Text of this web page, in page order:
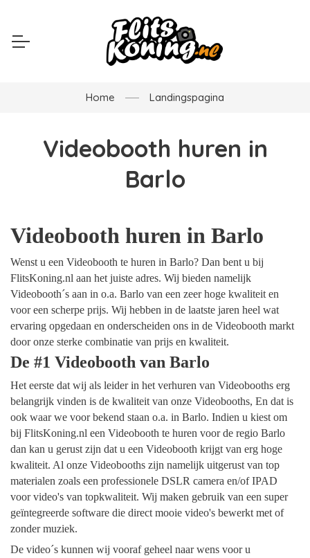
Home Landingspagina
Videobooth huren in
Barlo
Videobooth huren in Barlo
Wenst u een Videobooth te huren in Barlo? Dan bent u bij
FlitsKoning.nl aan het juiste adres. Wij bieden namelijk
Videobooth´s aan in o.a. Barlo van een zeer hoge kwaliteit en
voor een scherpe prijs. Wij hebben in de laatste jaren heel wat
ervaring opgedaan en onderscheiden ons in de Videobooth markt
door onze sterke combinatie van prijs en kwaliteit.
De #1 Videobooth van Barlo
Het eerste dat wij als leider in het verhuren van Videobooths erg
belangrijk vinden is de kwaliteit van onze Videobooths, En dat is
ook waar we voor bekend staan o.a. in Barlo. Indien u kiest om
bij FlitsKoning.nl een Videobooth te huren voor de regio Barlo
dan kan u gerust zijn dat u een Videobooth krijgt van erg hoge
kwaliteit. Al onze Videobooths zijn namelijk uitgerust van top
materialen zoals een professionele DSLR camera en/of IPAD
voor video's van topkwaliteit. Wij maken gebruik van een super
geïntegreerde software die direct mooie video's bewerkt met of
zonder muziek.
De video´s kunnen wij vooraf geheel naar wens voor u